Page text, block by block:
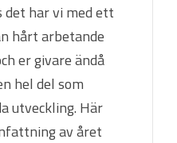
har vi med ett
hårt arbetande
er givare ändå
hel del som
utveckling. Här
av året